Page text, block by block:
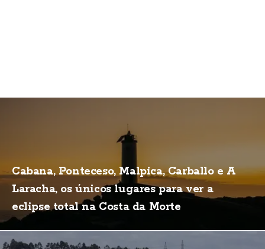
Cabana, Ponteceso, Malpica, Carballo e A
Laracha, os únicos lugares para ver a
eclipse total na Costa da Morte